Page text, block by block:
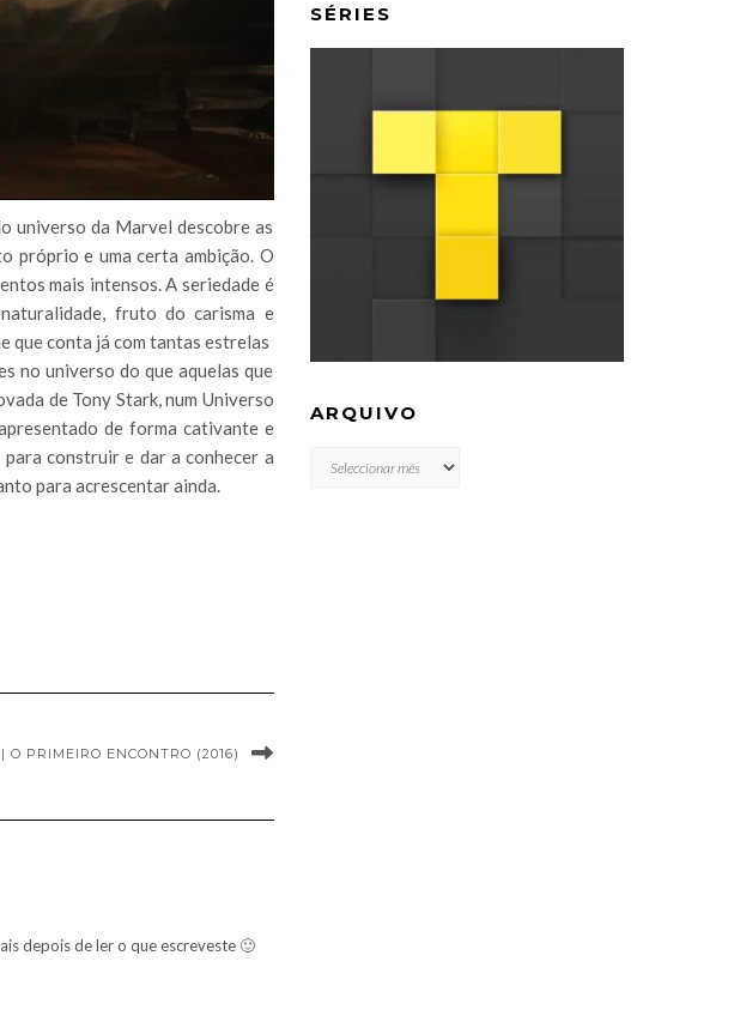
universo da Marvel descobre as
próprio e uma certa ambição. O
mais intensos. A seriedade é
fruto do carisma e
que conta já com tantas estrelas
no universo do que aquelas que
de Tony Stark, num Universo
de forma cativante e
construir e dar a conhecer a
para acrescentar ainda.
O PRIMEIRO ENCONTRO (2016)
depois de ler o que escreveste 🙂
SÉRIES
ARQUIVO
ARQUIVO